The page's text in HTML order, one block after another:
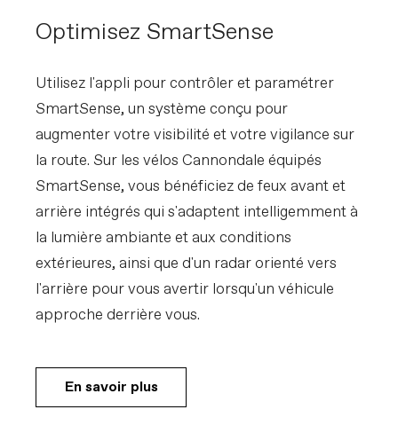
Optimisez SmartSense
Utilisez l'appli pour contrôler et paramétrer
SmartSense, un système conçu pour
augmenter votre visibilité et votre vigilance sur
la route. Sur les vélos Cannondale équipés
SmartSense, vous bénéficiez de feux avant et
arrière intégrés qui s'adaptent intelligemment à
la lumière ambiante et aux conditions
extérieures, ainsi que d'un radar orienté vers
l'arrière pour vous avertir lorsqu'un véhicule
approche derrière vous.
En savoir plus